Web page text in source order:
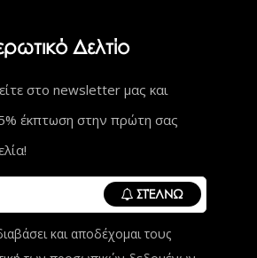
Δελτίο
στο newsletter μας και
έκπτωση στην πρώτη σας
ΣΤΈΛΝΩ
και αποδέχομαι τους